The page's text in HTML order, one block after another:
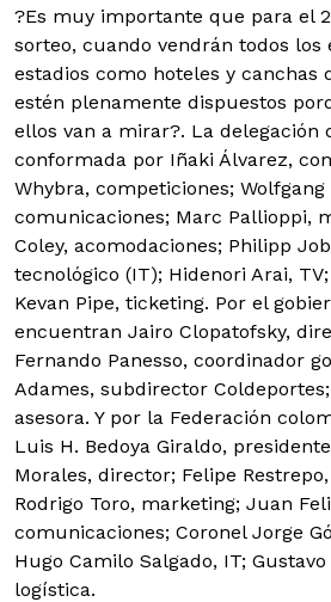
?Es muy importante que para el
sorteo, cuando vendrán todos los
estadios como hoteles y canchas
estén plenamente dispuestos
ellos van a mirar?. La delegación
conformada por Iñaki Álvarez,
Whybra, competiciones; Wolfgang
comunicaciones; Marc Pallioppi,
Coley, acomodaciones; Philipp
tecnológico (IT); Hidenori Arai,
Kevan Pipe, ticketing. Por el
encuentran Jairo Clopatofsky,
Fernando Panesso, coordinador
Adames, subdirector Coldeportes;
asesora. Y por la Federación
Luis H. Bedoya Giraldo,
Morales, director; Felipe
Rodrigo Toro, marketing; Juan
comunicaciones; Coronel Jorge
Hugo Camilo Salgado, IT;
logística.